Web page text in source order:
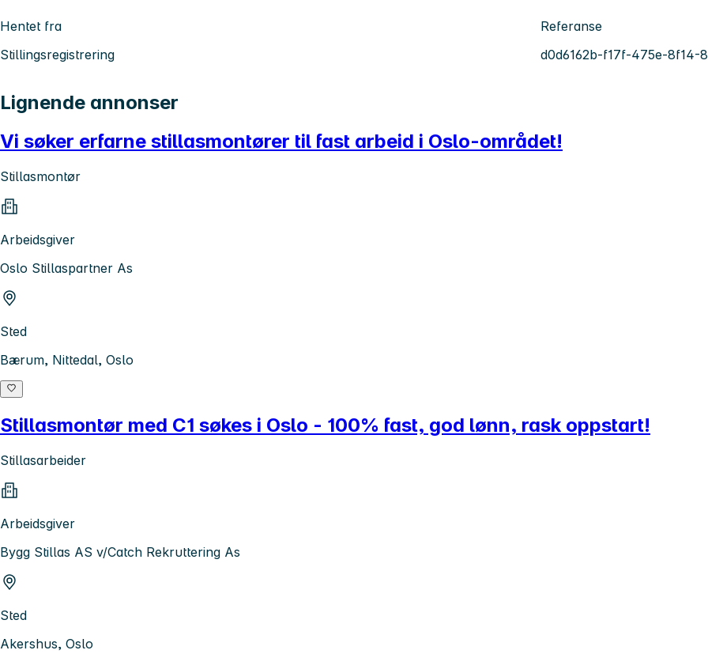
Hentet fra
Stillingsregistrering
Referanse
d0d6162b-f17f-475e-8f14-
Lignende annonser
Vi søker erfarne stillasmontører til fast arbeid i Oslo-området!
Stillasmontør
Arbeidsgiver
Oslo Stillaspartner As
Sted
Bærum, Nittedal, Oslo
Stillasmontør med C1 søkes i Oslo - 100% fast, god lønn, rask oppstart!
Stillasarbeider
Arbeidsgiver
Bygg Stillas AS v/Catch Rekruttering As
Sted
Akershus, Oslo